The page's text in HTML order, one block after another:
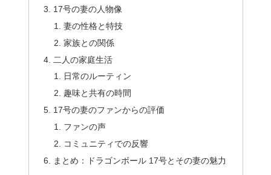
17号の妻の人物像
妻の性格と特技
家族との関係
二人の家庭生活
日常のルーティン
趣味と共有の時間
17号の妻のファンからの評価
ファンの声
コミュニティでの反響
まとめ：ドラゴンボール 17号とその妻の魅力